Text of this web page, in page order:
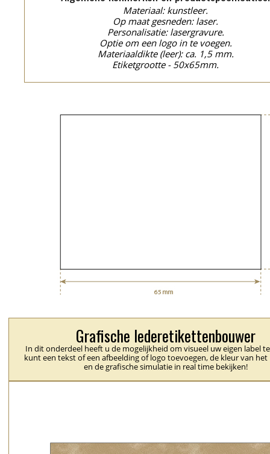
Materiaal: kunstleer.
Op maat gesneden: laser.
Personalisatie: lasergravure.
Optie om een logo in te voegen.
Materiaaldikte (leer): ca. 1,5 mm.
Etiketgrootte - 50x65mm.
Grafische lederetikettenbouwer
In dit onderdeel heeft u de mogelijkheid om visueel uw eigen label
kunt een tekst of een afbeelding of logo toevoegen, de kleur van het
en de grafische simulatie in real time bekijken!